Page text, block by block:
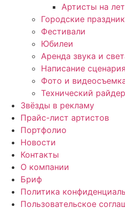
Артисты на
Городские
Фестивали
Юбилеи
Аренда звука и
Написание сценария
Фото и
Технический райдер
Звёзды в рекламу
Прайс-лист артистов
Портфолио
Новости
Контакты
О компании
Бриф
Политика
Пользовательское